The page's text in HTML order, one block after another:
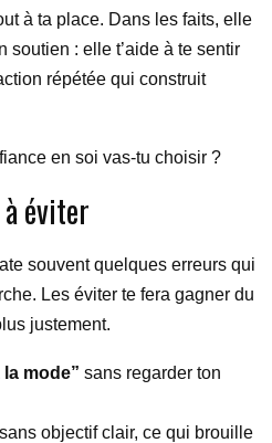
à ta place. Dans les faits, elle
soutien : elle t’aide à te sentir
répétée qui construit
en soi vas-tu choisir ?
éviter
souvent quelques erreurs qui
Les éviter te fera gagner du
justement.
mode” sans regarder ton
sans objectif clair, ce qui brouille